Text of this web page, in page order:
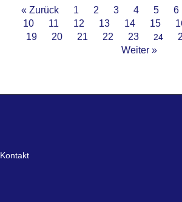
« Zurück 1 2 3 4 5 6
10
11 12 13 14 15
19
20 21 22 23 24
Weiter »
Kontakt